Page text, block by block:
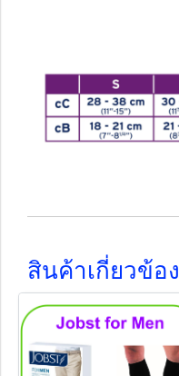
สินค้าเกี่ยวข้อง